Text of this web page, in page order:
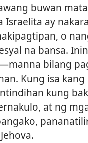
buwan
Israelita ay
o
na bansa.
bilang
Kung isa
kung
at ng